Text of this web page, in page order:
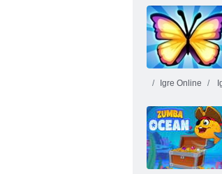
Kiša bombona 3
Spašavanje leptir
Igre Online